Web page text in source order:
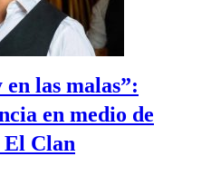
en las malas”:
en medio de
El Clan